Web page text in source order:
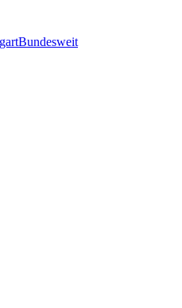
Bundesweit